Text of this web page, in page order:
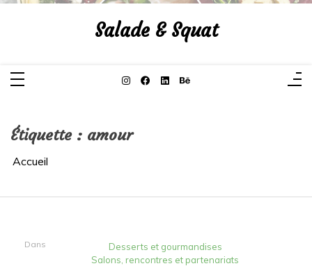
Aller
Salade & Squat
Étiquette : amour
Accueil
Dans
Desserts et gourmandises
Salons, rencontres et partenariats